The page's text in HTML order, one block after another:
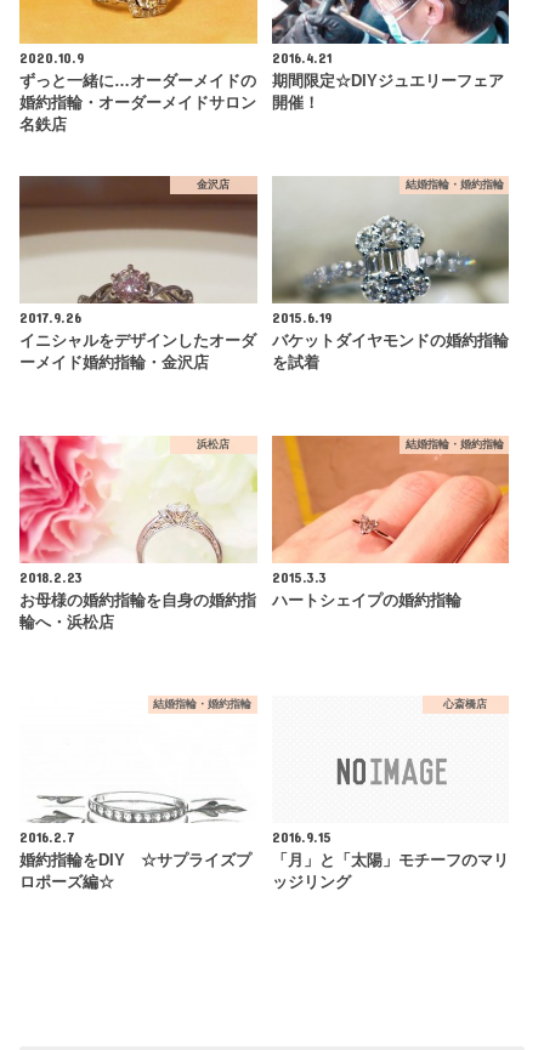
2020.10.9
ずっと一緒に…オーダーメイドの
婚約指輪・オーダーメイドサロン
名鉄店
2016.4.21
期間限定☆DIYジュエリーフェア
開催！
金沢店
2017.9.26
イニシャルをデザインしたオーダ
ーメイド婚約指輪・金沢店
結婚指輪・婚約指輪
2015.6.19
バケットダイヤモンドの婚約指輪
を試着
浜松店
2018.2.23
お母様の婚約指輪を自身の婚約指
輪へ・浜松店
結婚指輪・婚約指輪
2015.3.3
ハートシェイプの婚約指輪
結婚指輪・婚約指輪
2016.2.7
婚約指輪をDIY ☆サプライズプ
ロポーズ編☆
心斎橋店
2016.9.15
「月」と「太陽」モチーフのマリ
ッジリング